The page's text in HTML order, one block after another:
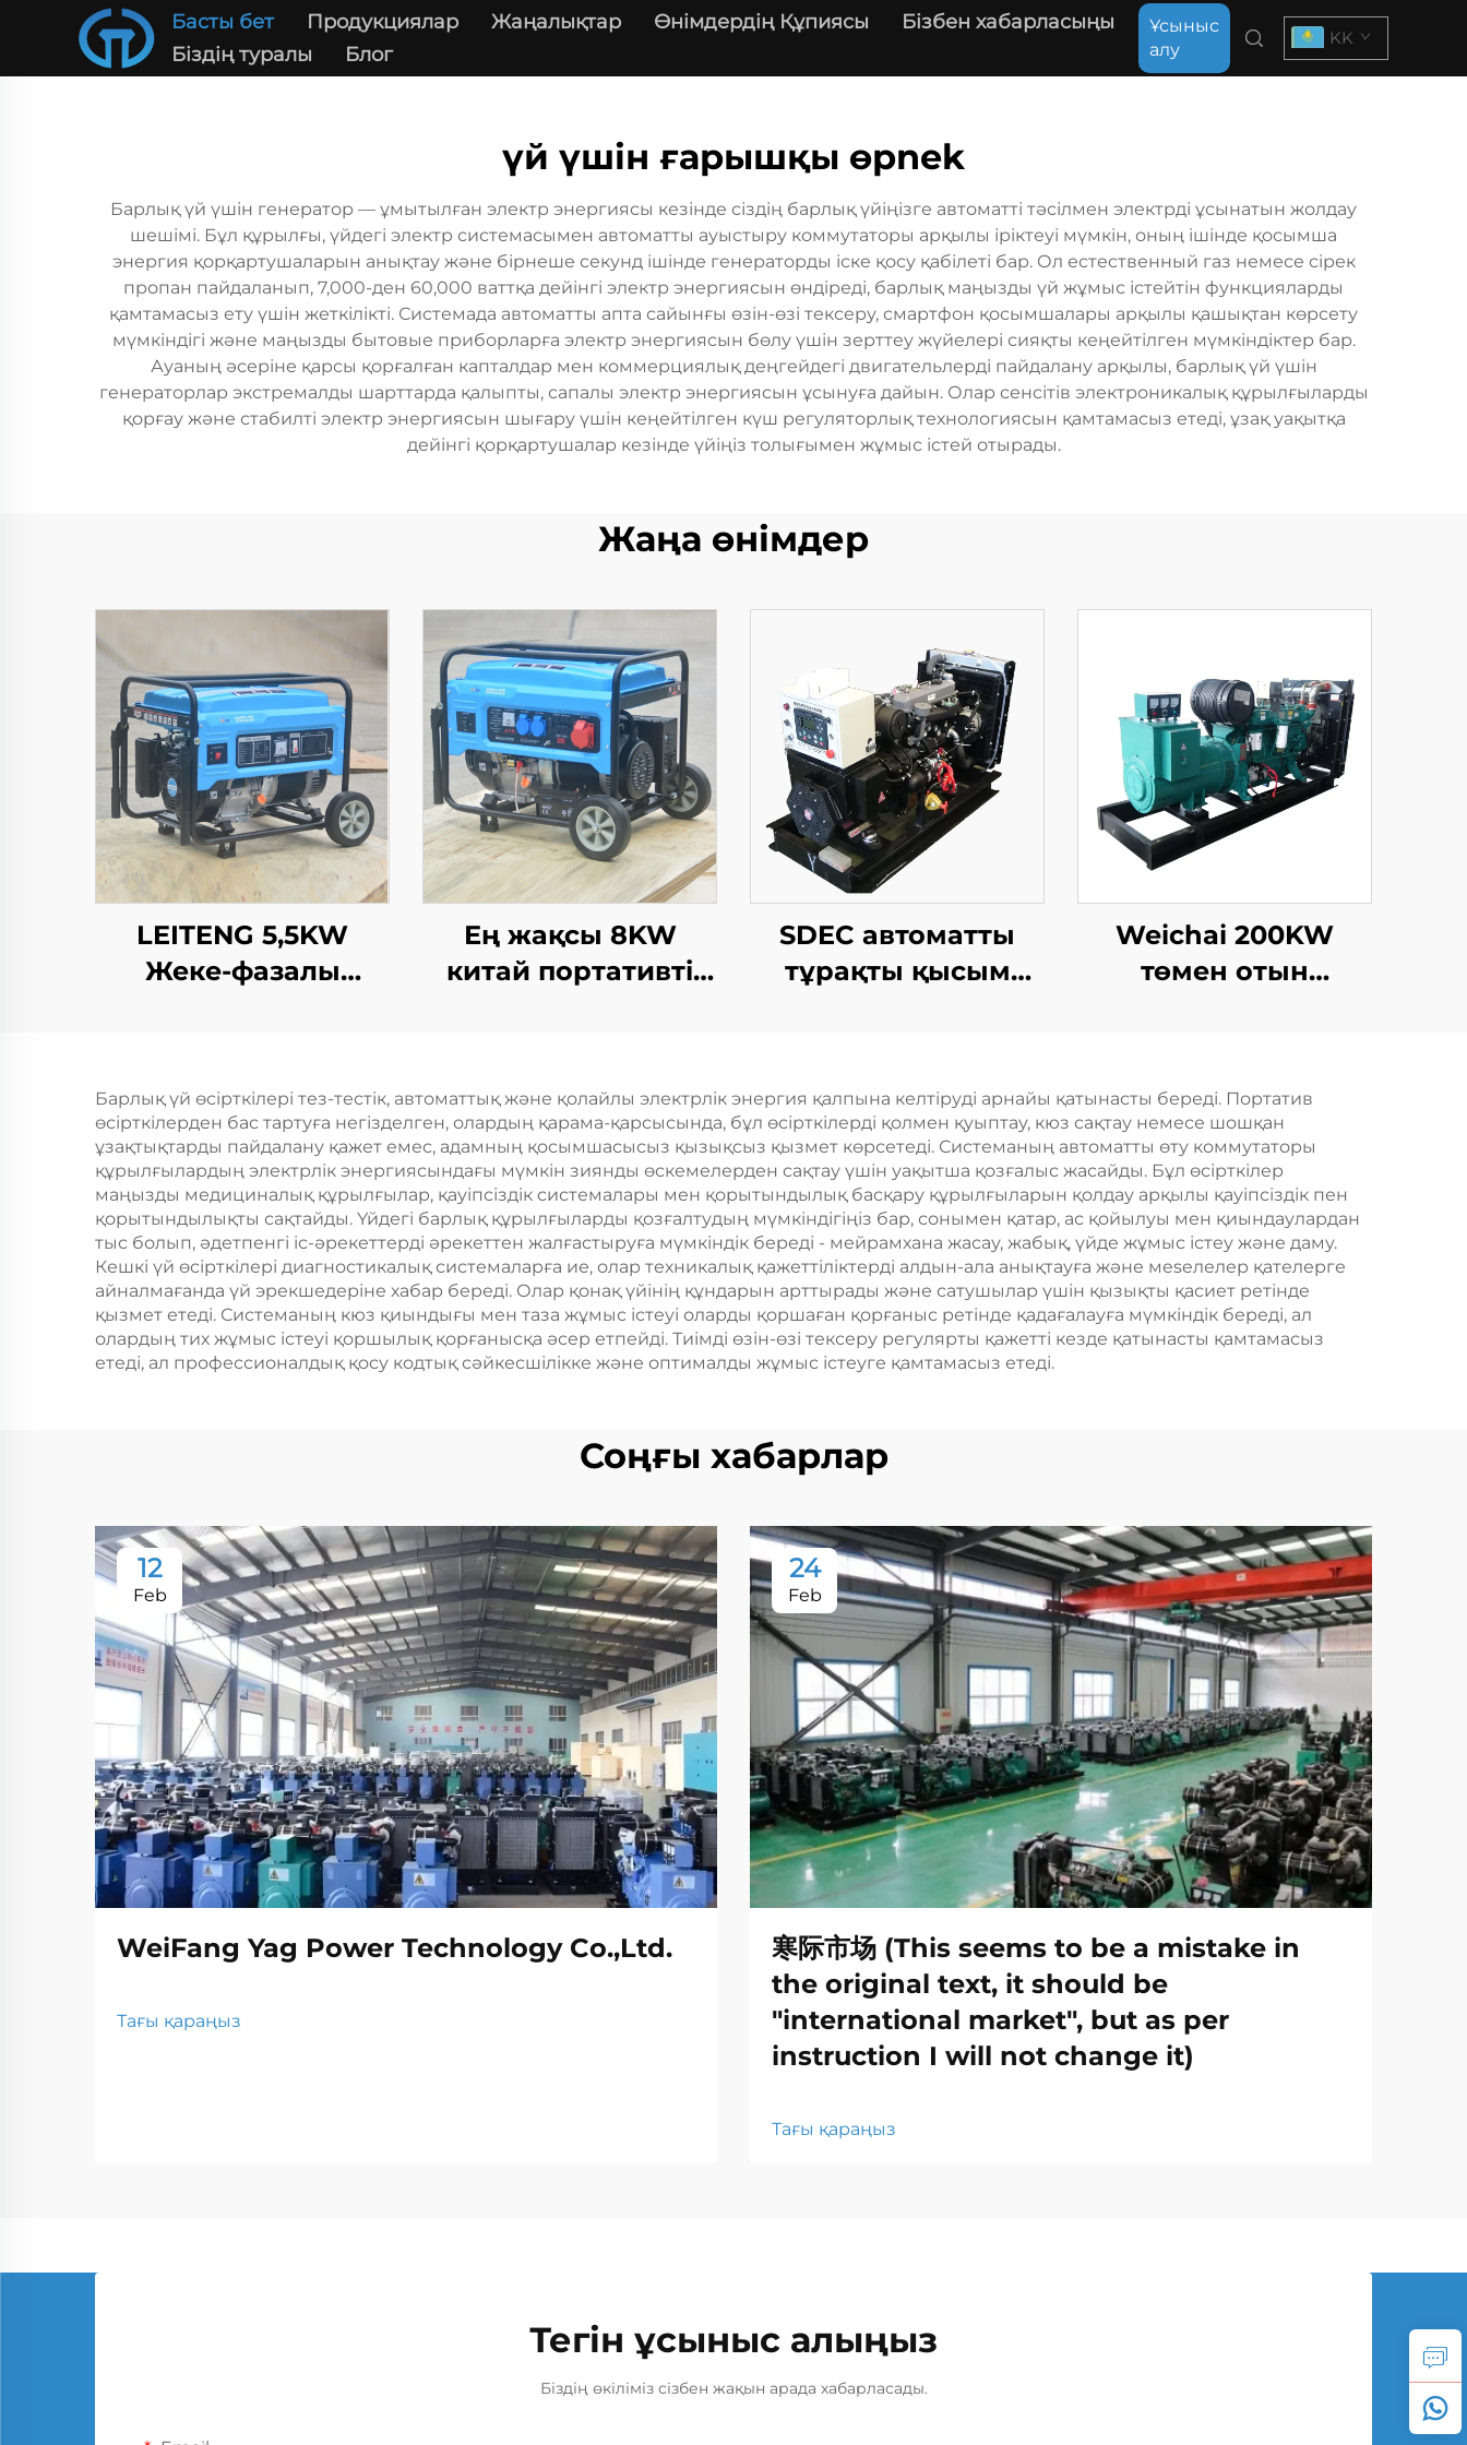
Басты бет Продукциялар Жаңалықтар Өнімдердің Құпиясы
Бізбен хабарласыңы
Біздің туралы
Блог
Ұсыныс
алу
KK
үй үшін ғарышқы өрnek
Барлық үй үшін генератор — ұмытылған электр энергиясы кезінде сіздің барлық үйіңізге автоматті тәсілмен электрді ұсынатын жолдау
шешімі. Бұл құрылғы, үйдегі электр системасымен автоматты ауыстыру коммутаторы арқылы іріктеуі мүмкін, оның ішінде қосымша
энергия қорқартушаларын анықтау және бірнеше секунд ішінде генераторды іске қосу қабілеті бар. Ол естественный газ немесе сірек
пропан пайдаланып, 7,000-ден 60,000 ваттқа дейінгі электр энергиясын өндіреді, барлық маңызды үй жұмыс істейтін функцияларды
қамтамасыз ету үшін жеткілікті. Системада автоматты апта сайынғы өзін-өзі тексеру, смартфон қосымшалары арқылы қашықтан көрсету
мүмкіндігі және маңызды бытовые приборларға электр энергиясын бөлу үшін зерттеу жүйелері сияқты кеңейтілген мүмкіндіктер бар.
Ауаның әсеріне қарсы қорғалған капталдар мен коммерциялық деңгейдегі двигательлерді пайдалану арқылы, барлық үй үшін
генераторлар экстремалды шарттарда қалыпты, сапалы электр энергиясын ұсынуға дайын. Олар сенсітів электроникалық құрылғыларды
қорғау және стабилті электр энергиясын шығару үшін кеңейтілген күш регуляторлық технологиясын қамтамасыз етеді, ұзақ уақытқа
дейінгі қорқартушалар кезінде үйіңіз толығымен жұмыс істей отырады.
Жаңа өнімдер
LEITENG 5,5KW
Жеке-фазалы
2KW ескерту күші
380V ескерту
мөлшері
Ең жақсы 8KW
китай портативті
выводының ішкі
құрылымында
двигун
SDEC автоматты
тұрақты қысым
Weichai 200KW
төмен отын
генераторы жинағы
Барлық үй өсірткілері тез-тестік, автоматтық және қолайлы электрлік энергия қалпына келтіруді арнайы қатынасты береді. Портатив
өсірткілерден бас тартуға негізделген, олардың қарама-қарсысында, бұл өсірткілерді қолмен қуыптау, кюз сақтау немесе шошқан
ұзақтықтарды пайдалану қажет емес, адамның қосымшасысыз қызықсыз қызмет көрсетеді. Системаның автоматты өту коммутаторы
құрылғылардың электрлік энергиясындағы мүмкін зиянды өскемелерден сақтау үшін уақытша қозғалыс жасайды. Бұл өсірткілер
маңызды медициналық құрылғылар, қауіпсіздік системалары мен қорытындылық басқару құрылғыларын қолдау арқылы қауіпсіздік пен
қорытындылықты сақтайды. Үйдегі барлық құрылғыларды қозғалтудың мүмкіндігіңіз бар, сонымен қатар, ас қойылуы мен қиындаулардан
тыс болып, әдетпенгі іс-әрекеттерді әрекеттен жалғастыруға мүмкіндік береді - мейрамхана жасау, жабық, үйде жұмыс істеу және даму.
Кешкі үй өсірткілері диагностикалық системаларға ие, олар техникалық қажеттіліктерді алдын-ала анықтауға және мeseлелер қателерге
айналмағанда үй эрекшедеріне хабар береді. Олар қонақ үйінің құндарын арттырады және сатушылар үшін қызықты қасиет ретінде
қызмет етеді. Системаның кюз қиындығы мен таза жұмыс істеуі оларды қоршаған қорғаныс ретінде қадағалауға мүмкіндік береді, ал
олардың тих жұмыс істеуі қоршылық қорғанысқа әсер етпейді. Тиімді өзін-өзі тексеру регулярты қажетті кезде қатынасты қамтамасыз
етеді, ал профессионалдық қосу кодтық сәйкесшілікке және оптималды жұмыс істеуге қамтамасыз етеді.
Соңғы хабарлар
12
Feb
WeiFang Yag Power Technology Co.,Ltd.
Тағы қараңыз
24
Feb
寒际市场 (This seems to be a mistake in
the original text, it should be
"international market", but as per
instruction I will not change it)
Тағы қараңыз
Тегін ұсыныс алыңыз
Біздің өкіліміз сізбен жақын арада хабарласады.